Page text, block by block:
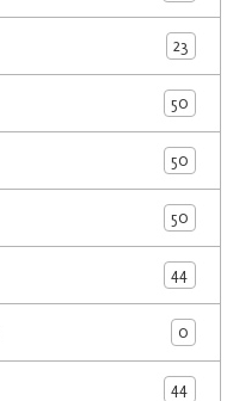
23
50
50
50
44
0
44